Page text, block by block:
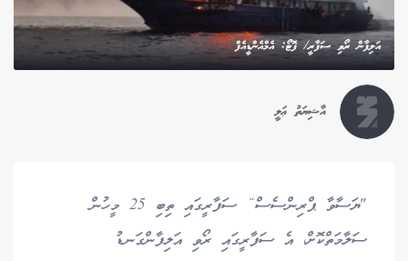
އަލިފާން ރޯވި ސަފާރީ/ ފޮޓޯ: އެމްއެންޑީއެފް
އާޝިޔަތު ޢަލީ
"ޔަސާވާ ޕްރިންސެސް“ ސަފާރީގައި ތިބި 25 މީހުން
ސަލާމަތްކޮށް، އެ ސަފާރީގައި ރޯވި އަލިފާންގަނޑު